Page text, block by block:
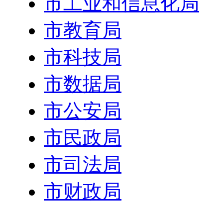
市教育局
市科技局
市数据局
市公安局
市民政局
市司法局
市财政局